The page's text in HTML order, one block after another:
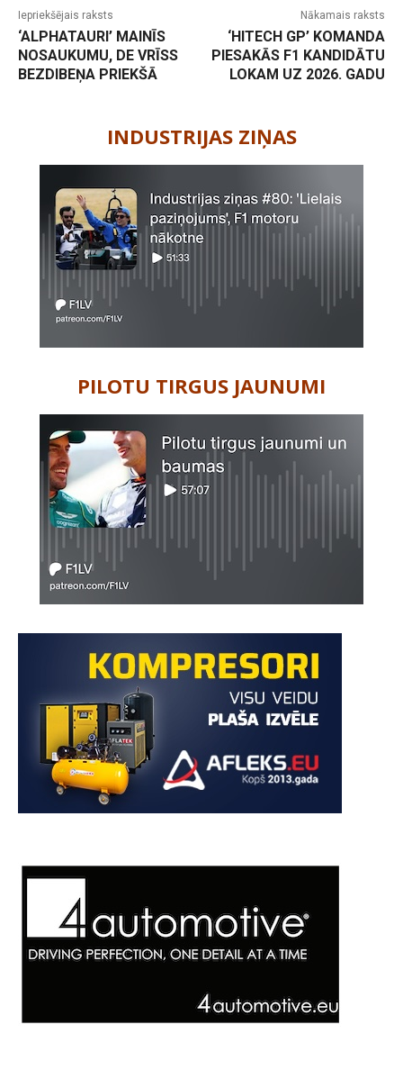
Iepriekšējais raksts
‘ALPHATAURI’ MAINĪS
NOSAUKUMU, DE VRĪSS
BEZDIBEŅA PRIEKŠĀ
Nākamais raksts
‘HITECH GP’ KOMANDA
PIESAKĀS F1 KANDIDĀTU
LOKAM UZ 2026. GADU
INDUSTRIJAS ZIŅAS
PILOTU TIRGUS JAUNUMI